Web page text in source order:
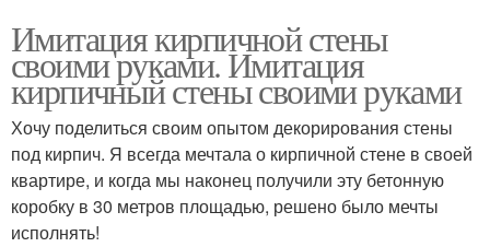
Имитация кирпичной стены
своими руками. Имитация
кирпичный стены своими руками
Хочу поделиться своим опытом декорирования стены
под кирпич. Я всегда мечтала о кирпичной стене в своей
квартире, и когда мы наконец получили эту бетонную
коробку в 30 метров площадью, решено было мечты
исполнять!